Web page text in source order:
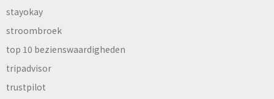
stayokay
stroombroek
top 10 bezienswaardigheden
tripadvisor
trustpilot